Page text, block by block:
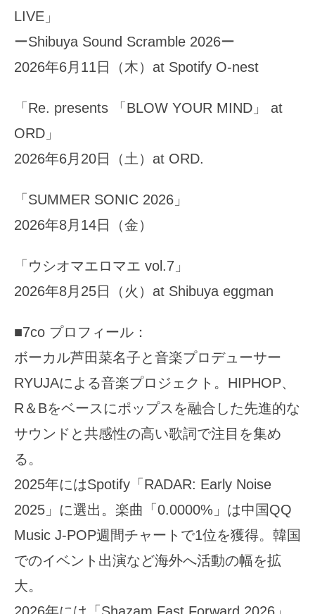
LIVE」
ーShibuya Sound Scramble 2026ー
2026年6月11日（木）at Spotify O-nest
「Re. presents 「BLOW YOUR MIND」 at
ORD」
2026年6月20日（土）at ORD.
「SUMMER SONIC 2026」
2026年8月14日（金）
「ウシオマエロマエ vol.7」
2026年8月25日（火）at Shibuya eggman
■7co プロフィール：
ボーカル芦田菜名子と音楽プロデューサー
RYUJAによる音楽プロジェクト。HIPHOP、
R＆Bをベースにポップスを融合した先進的な
サウンドと共感性の高い歌詞で注目を集め
る。
2025年にはSpotify「RADAR: Early Noise
2025」に選出。楽曲「0.0000%」は中国QQ
Music J-POP週間チャートで1位を獲得。韓国
でのイベント出演など海外へ活動の幅を拡
大。